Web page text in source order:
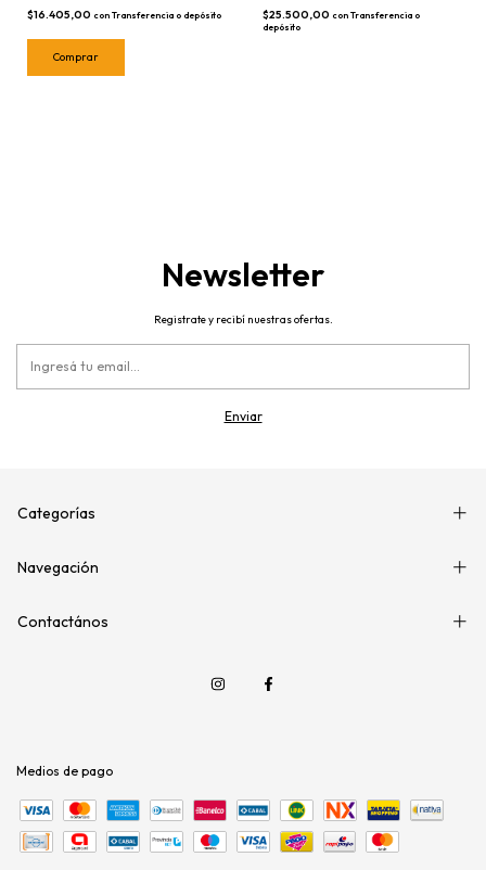
$16.405,00 con Transferencia o depósito $25.500,00 con Transferencia o
depósito
Newsletter
Registrate y recibí nuestras ofertas.
Categorías
Navegación
Contactános
Medios de pago